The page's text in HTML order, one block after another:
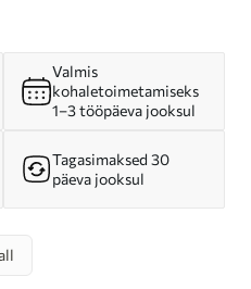
Valmis
kohaletoimetamiseks
1–3 tööpäeva jooksul
Tagasimaksed 30
päeva jooksul